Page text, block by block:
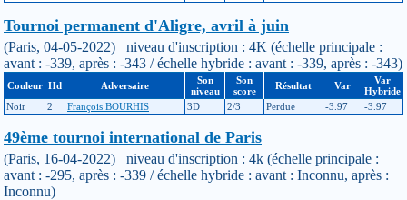
Tournoi permanent d'Aligre, avril à juin
(Paris, 04-05-2022) niveau d'inscription : 4K (échelle principale :
avant : -339, après : -343 / échelle hybride : avant : -339, après : -343)
Couleur Hd Adversaire
Son
niveau
Son
score
Résultat Var
Var
Hybride
Noir
2 François BOURHIS 3D 2/3 Perdue -3.97 -3.97
49ème tournoi international de Paris
(Paris, 16-04-2022) niveau d'inscription : 4k (échelle principale :
avant : -295, après : -339 / échelle hybride : avant : Inconnu, après :
Inconnu)